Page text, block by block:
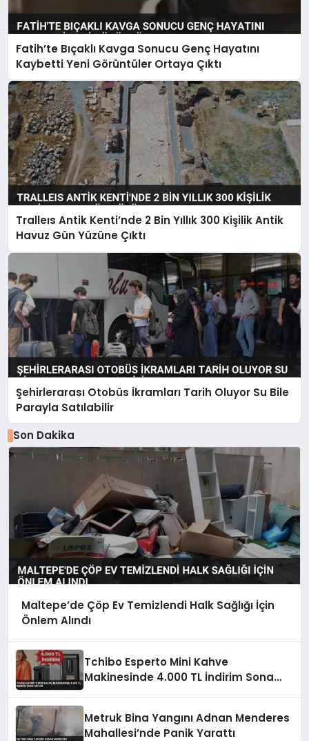
Fatih’te Bıçaklı Kavga Sonucu Genç Hayatını
Kaybetti Yeni Görüntüler Ortaya Çıktı
Tralleıs Antik Kenti’nde 2 Bin Yıllık 300 Kişilik Antik
Havuz Gün Yüzüne Çıktı
Şehirlerarası Otobüs İkramları Tarih Oluyor Su Bile
Parayla Satılabilir
Son Dakika
Maltepe’de Çöp Ev Temizlendi Halk Sağlığı İçin
Önlem Alındı
Tchibo Esperto Mini Kahve
Makinesinde 4.000 TL İndirim Sona
Metruk Bina Yangını Adnan Menderes
Mahallesi’nde Panik Yarattı